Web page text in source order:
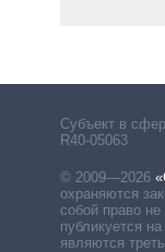
Субъект в
R40-05063
© 2009—2026
охраняются
собой право
публикуется
являются